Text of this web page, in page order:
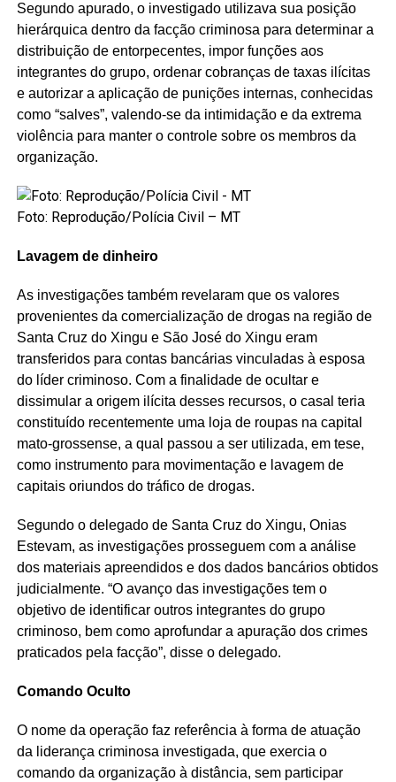
Segundo apurado, o investigado utilizava sua posição
hierárquica dentro da facção criminosa para determinar a
distribuição de entorpecentes, impor funções aos
integrantes do grupo, ordenar cobranças de taxas ilícitas
e autorizar a aplicação de punições internas, conhecidas
como “salves”, valendo-se da intimidação e da extrema
violência para manter o controle sobre os membros da
organização.
Foto: Reprodução/Polícia Civil – MT
Lavagem de dinheiro
As investigações também revelaram que os valores
provenientes da comercialização de drogas na região de
Santa Cruz do Xingu e São José do Xingu eram
transferidos para contas bancárias vinculadas à esposa
do líder criminoso. Com a finalidade de ocultar e
dissimular a origem ilícita desses recursos, o casal teria
constituído recentemente uma loja de roupas na capital
mato-grossense, a qual passou a ser utilizada, em tese,
como instrumento para movimentação e lavagem de
capitais oriundos do tráfico de drogas.
Segundo o delegado de Santa Cruz do Xingu, Onias
Estevam, as investigações prosseguem com a análise
dos materiais apreendidos e dos dados bancários obtidos
judicialmente. “O avanço das investigações tem o
objetivo de identificar outros integrantes do grupo
criminoso, bem como aprofundar a apuração dos crimes
praticados pela facção”, disse o delegado.
Comando Oculto
O nome da operação faz referência à forma de atuação
da liderança criminosa investigada, que exercia o
comando da organização à distância, sem participar